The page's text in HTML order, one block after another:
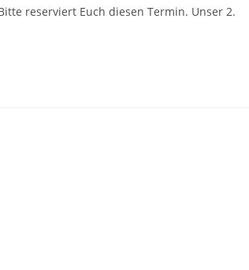
reserviert Euch diesen Termin. Unser 2.